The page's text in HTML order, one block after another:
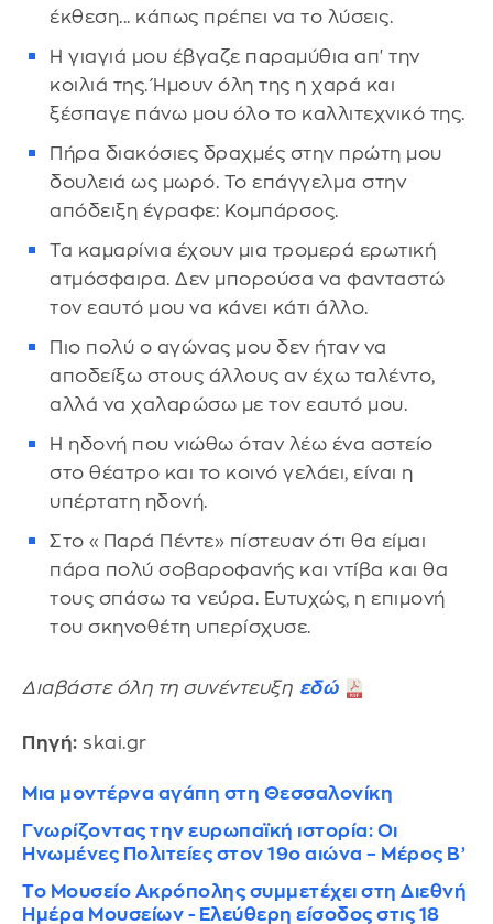
έκθεση... κάπως πρέπει να το λύσεις.
Η γιαγιά μου έβγαζε παραμύθια απ' την
κοιλιά της. Ήμουν όλη της η χαρά και
ξέσπαγε πάνω μου όλο το καλλιτεχνικό της.
Πήρα διακόσιες δραχμές στην πρώτη μου
δουλειά ως μωρό. Το επάγγελμα στην
απόδειξη έγραφε: Κομπάρσος.
Τα καμαρίνια έχουν μια τρομερά ερωτική
ατμόσφαιρα. Δεν μπορούσα να φανταστώ
τον εαυτό μου να κάνει κάτι άλλο.
Πιο πολύ ο αγώνας μου δεν ήταν να
αποδείξω στους άλλους αν έχω ταλέντο,
αλλά να χαλαρώσω με τον εαυτό μου.
Η ηδονή που νιώθω όταν λέω ένα αστείο
στο θέατρο και το κοινό γελάει, είναι η
υπέρτατη ηδονή.
Στο «Παρά Πέντε» πίστευαν ότι θα είμαι
πάρα πολύ σοβαροφανής και ντίβα και θα
τους σπάσω τα νεύρα. Ευτυχώς, η επιμονή
του σκηνοθέτη υπερίσχυσε.
Διαβάστε όλη τη συνέντευξη εδώ
Πηγή: skai.gr
Μια μοντέρνα αγάπη στη Θεσσαλονίκη
Γνωρίζοντας την ευρωπαϊκή ιστορία: Οι
Ηνωμένες Πολιτείες στον 19ο αιώνα – Μέρος Β’
Το Μουσείο Ακρόπολης συμμετέχει στη Διεθνή
Ημέρα Μουσείων - Ελεύθερη είσοδος στις 18